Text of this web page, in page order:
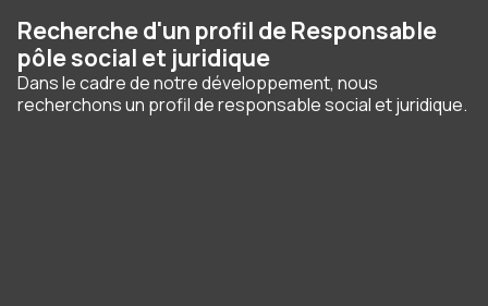
Recherche d'un profil de Responsable
pôle social et juridique
Dans le cadre de notre développement, nous
recherchons un profil de responsable social et juridique.